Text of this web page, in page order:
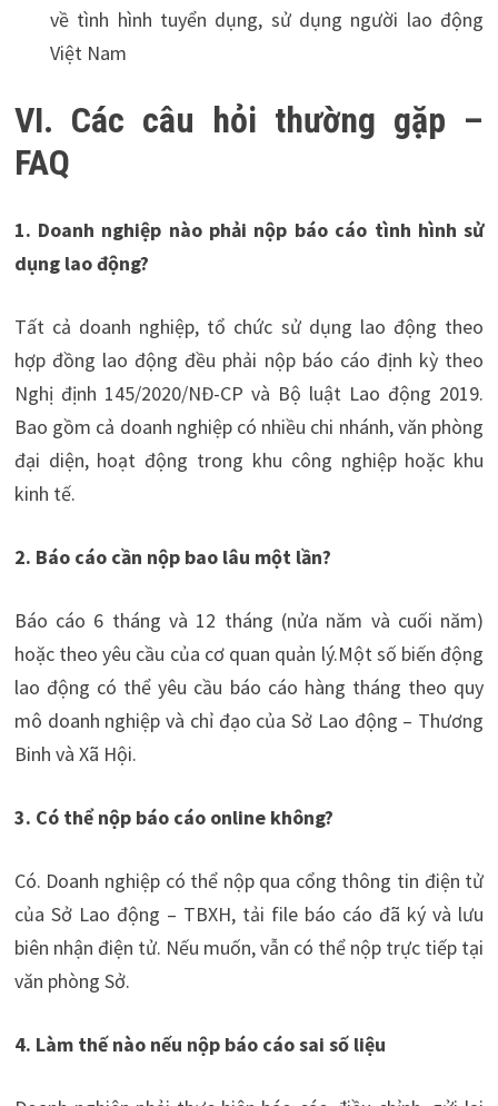
về tình hình tuyển dụng, sử dụng người lao động
Việt Nam
VI. Các câu hỏi thường gặp –
FAQ
1. Doanh nghiệp nào phải nộp báo cáo tình hình sử
dụng lao động?
Tất cả doanh nghiệp, tổ chức sử dụng lao động theo
hợp đồng lao động đều phải nộp báo cáo định kỳ theo
Nghị định 145/2020/NĐ-CP và Bộ luật Lao động 2019.
Bao gồm cả doanh nghiệp có nhiều chi nhánh, văn phòng
đại diện, hoạt động trong khu công nghiệp hoặc khu
kinh tế.
2. Báo cáo cần nộp bao lâu một lần?
Báo cáo 6 tháng và 12 tháng (nửa năm và cuối năm)
hoặc theo yêu cầu của cơ quan quản lý.Một số biến động
lao động có thể yêu cầu báo cáo hàng tháng theo quy
mô doanh nghiệp và chỉ đạo của Sở Lao động – Thương
Binh và Xã Hội.
3. Có thể nộp báo cáo online không?
Có. Doanh nghiệp có thể nộp qua cổng thông tin điện tử
của Sở Lao động – TBXH, tải file báo cáo đã ký và lưu
biên nhận điện tử. Nếu muốn, vẫn có thể nộp trực tiếp tại
văn phòng Sở.
4. Làm thế nào nếu nộp báo cáo sai số liệu